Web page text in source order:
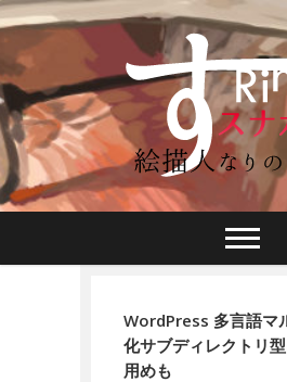
WordPress 多言語マ
化サブディレクトリ
用めも